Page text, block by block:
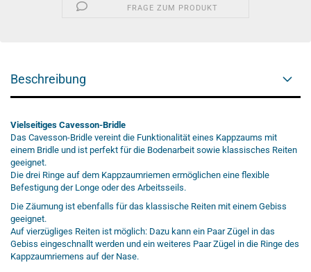
FRAGE ZUM PRODUKT
Beschreibung
Vielseitiges Cavesson-Bridle
Das Cavesson-Bridle vereint die Funktionalität eines Kappzaums mit
einem Bridle und ist perfekt für die Bodenarbeit sowie klassisches Reiten
geeignet.
Die drei Ringe auf dem Kappzaumriemen ermöglichen eine flexible
Befestigung der Longe oder des Arbeitsseils.
Die Zäumung ist ebenfalls für das klassische Reiten mit einem Gebiss
geeignet.
Auf vierzügliges Reiten ist möglich: Dazu kann ein Paar Zügel in das
Gebiss eingeschnallt werden und ein weiteres Paar Zügel in die Ringe des
Kappzaumriemens auf der Nase.